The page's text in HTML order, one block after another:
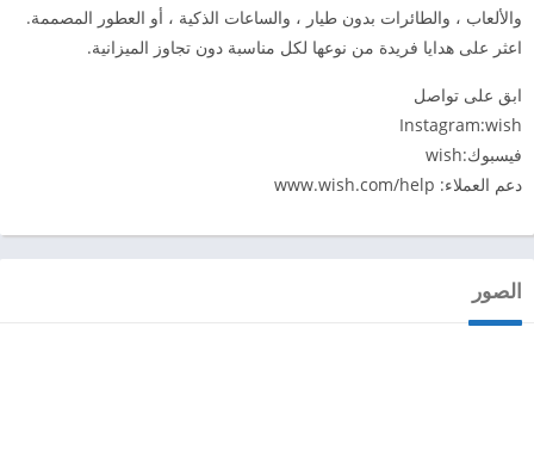
والألعاب ، والطائرات بدون طيار ، والساعات الذكية ، أو العطور المصممة.
اعثر على هدايا فريدة من نوعها لكل مناسبة دون تجاوز الميزانية.
ابق على تواصل
Instagram:wish
فيسبوك:wish
دعم العملاء: www.wish.com/help
الصور